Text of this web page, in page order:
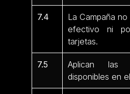
7.4 La Campaña
efectivo ni
tarjetas.
7.5
Aplican las
disponibles en